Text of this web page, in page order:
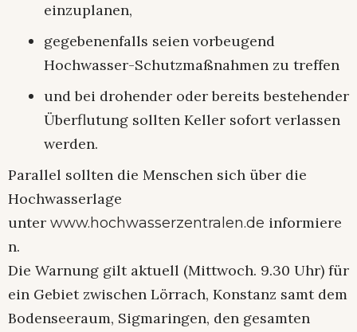
einzuplanen,
gegebenenfalls seien vorbeugend
Hochwasser-Schutzmaßnahmen zu treffen
und bei drohender oder bereits bestehender
Überflutung sollten Keller sofort verlassen
werden.
Parallel sollten die Menschen sich über die
Hochwasserlage
unter www.hochwasserzentralen.de informiere
n.
Die Warnung gilt aktuell (Mittwoch. 9.30 Uhr) für
ein Gebiet zwischen Lörrach, Konstanz samt dem
Bodenseeraum, Sigmaringen, den gesamten